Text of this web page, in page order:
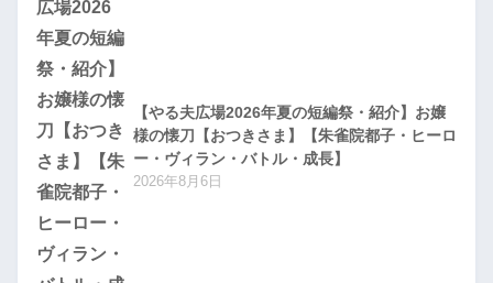
【やる夫広場2026年夏の短編祭・紹介】お嬢
様の懐刀【おつきさま】【朱雀院都子・ヒーロ
ー・ヴィラン・バトル・成長】
2026年8月6日